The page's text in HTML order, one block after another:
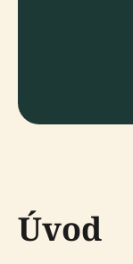
Úvod